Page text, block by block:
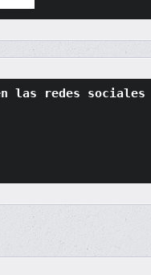
las redes sociales